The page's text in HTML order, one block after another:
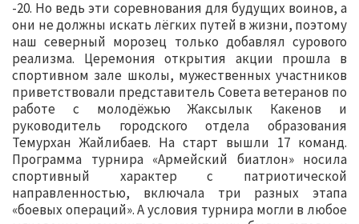
-20. Но ведь эти соревнования для будущих воинов, а
они не должны искать лёгких путей в жизни, поэтому
наш северный морозец только добавлял сурового
реализма. Церемония открытия акции прошла в
спортивном зале школы, мужественных участников
приветствовали представитель Совета ветеранов по
работе с молодёжью Жаксылык Какенов и
руководитель городского отдела образования
Темурхан Жайлибаев. На старт вышли 17 команд.
Программа турнира «Армейский биатлон» носила
спортивный характер с патриотической
направленностью, включала три разных этапа
«боевых операций». А условия турнира могли в любое